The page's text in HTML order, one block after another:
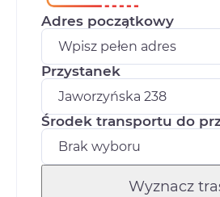
Adres początkowy
Przystanek
Środek transportu do
Wyznacz